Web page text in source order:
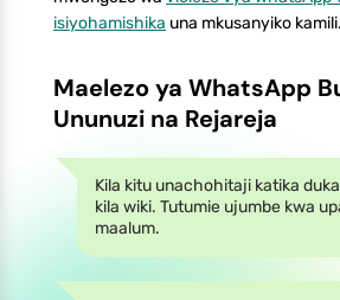
isiyohamishika una mkusanyiko kamili.
Maelezo ya WhatsApp
Ununuzi na Rejareja
Kila kitu unachohitaji katika
kila wiki. Tutumie ujumbe kwa
maalum.